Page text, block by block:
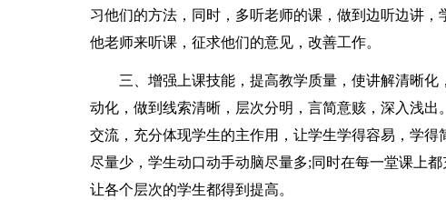
习他们的方法，同时，多听老师的课，做到边听边讲
他老师来听课，征求他们的意见，改善工作。
三、增强上课技能，提高教学质量，使讲解清晰
动化，做到线索清晰，层次分明，言简意赅，深入浅
交流，充分体现学生的主作用，让学生学得容易，学
尽量少，学生动口动手动脑尽量多;同时在每一堂课上
让各个层次的学生都得到提高。